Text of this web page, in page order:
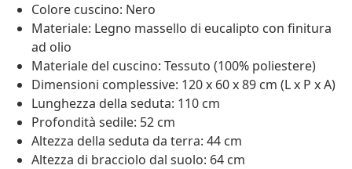
Colore cuscino: Nero
Materiale: Legno massello di eucalipto con finitura
ad olio
Materiale del cuscino: Tessuto (100% poliestere)
Dimensioni complessive: 120 x 60 x 89 cm (L x P x A)
Lunghezza della seduta: 110 cm
Profondità sedile: 52 cm
Altezza della seduta da terra: 44 cm
Altezza di bracciolo dal suolo: 64 cm